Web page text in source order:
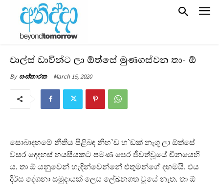
චාල්ස් ඩාවින්ට ලා ඕත්සේ මුණගස්වන තා- ඕ
By සංස්කාරක March 15, 2020
සොබාදහමේ නීතිය පිළිබඳ නිහ`ඩ හ`ඩක් නැගූ ලා ඕත්සේ
වසර දෙදහස් හයසීයකට පමණ පෙර ජීවත්වූයේ චීනයෙහි
ය. තා ඕ යනුවෙන් හැඳින්වෙන්නේ එතුමන්ගේ දහමයි. එය
දීර්ඝ දේශනා සමුදායක් ලෙස ලේඛනගත වූයේ නැත. තා ඕ